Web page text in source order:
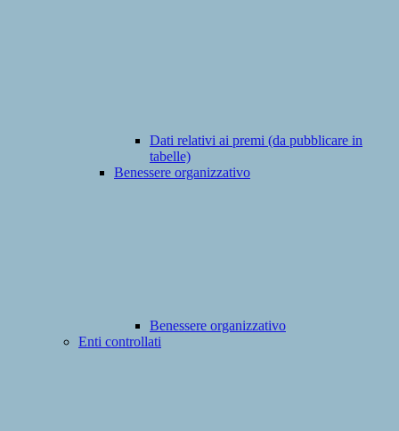
Dati relativi ai premi (da pubblicare in
tabelle)
Benessere organizzativo
Benessere organizzativo
Enti controllati